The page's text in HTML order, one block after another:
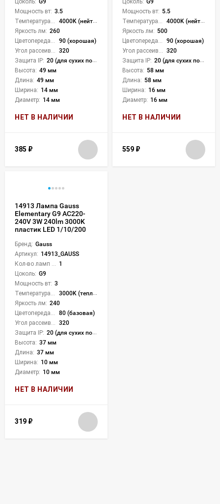
Мощность вт: 3.5
4000K (нейтральный)
Яркость лм: 260
90 (хорошая)
320
Защита IP: 20 (для сухих пом.)
Высота: 49 мм
Длина: 49 мм
Ширина: 14 мм
Диаметр: 14 мм
НЕТ В НАЛИЧИИ
385 ₽
Мощность вт: 5.5
4000K (нейтральный)
Яркость лм: 500
90 (хорошая)
320
Защита IP: 20 (для сухих пом.)
Высота: 58 мм
Длина: 58 мм
Ширина: 16 мм
Диаметр: 16 мм
НЕТ В НАЛИЧИИ
559 ₽
14913 Лампа Gauss
Elementary G9 AC220-
240V 3W 240lm 3000K
пластик LED 1/10/200
Бренд: Gauss
Артикул: 14913_GAUSS
1
Цоколь: G9
Мощность вт: 3
3000K (теплый)
Яркость лм: 240
80 (базовая)
320
Защита IP: 20 (для сухих пом.)
Высота: 37 мм
Длина: 37 мм
Ширина: 10 мм
Диаметр: 10 мм
НЕТ В НАЛИЧИИ
319 ₽